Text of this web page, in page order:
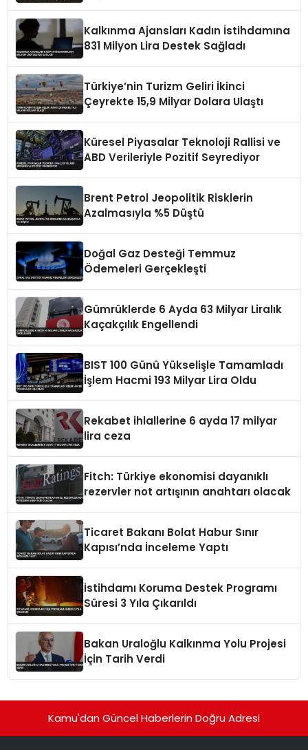
Kalkınma Ajansları Kadın İstihdamına
831 Milyon Lira Destek Sağladı
Türkiye’nin Turizm Geliri İkinci
Çeyrekte 15,9 Milyar Dolara Ulaştı
Küresel Piyasalar Teknoloji Rallisi ve
ABD Verileriyle Pozitif Seyrediyor
Brent Petrol Jeopolitik Risklerin
Azalmasıyla %5 Düştü
Doğal Gaz Desteği Temmuz
Ödemeleri Gerçekleşti
Gümrüklerde 6 Ayda 63 Milyar Liralık
Kaçakçılık Engellendi
BIST 100 Günü Yükselişle Tamamladı
İşlem Hacmi 193 Milyar Lira Oldu
Rekabet ihlallerine 6 ayda 17 milyar
lira ceza
Fitch: Türkiye ekonomisi dayanıklı
rezervler not artışının anahtarı olacak
Ticaret Bakanı Bolat Habur Sınır
Kapısı’nda İnceleme Yaptı
İstihdamı Koruma Destek Programı
Süresi 3 Yıla Çıkarıldı
Bakan Uraloğlu Kalkınma Yolu Projesi
İçin Tarih Verdi
Kamu'dan Güncel Haberlerin Doğru Adresi